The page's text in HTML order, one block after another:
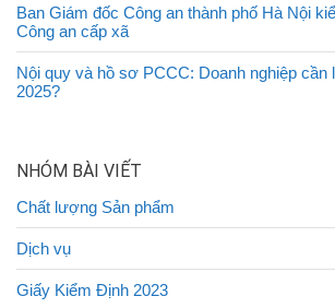
Ban Giám đốc Công an thành phố Hà Nội
Công an cấp xã
Nội quy và hồ sơ PCCC: Doanh nghiệp cần
2025?
NHÓM BÀI VIẾT
Chất lượng Sản phẩm
Dịch vụ
Giấy Kiểm Định 2023